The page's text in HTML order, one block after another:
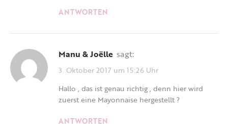
ANTWORTEN
Manu & Joëlle sagt:
3. Oktober 2017 um 15:26 Uhr
Hallo , das ist genau richtig , denn hier wird
zuerst eine Mayonnaise hergestellt ?
ANTWORTEN